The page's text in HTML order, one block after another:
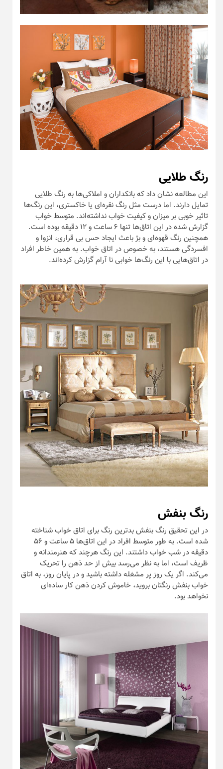
رنگ طلایی
این مطالعه نشان داد که بانکداران و املاکی‌ها به رنگ طلایی
تمایل دارند. اما درست مثل رنگ نقره‌ای یا خاکستری، این رنگ‌ها
تاثیر خوبی بر میزان و کیفیت خواب نداشته‌اند. متوسط خواب
گزارش شده در این اتاق‌ها تنها ۶ ساعت و ۱۲ دقیقه بوده است.
همچنین رنگ قهوه‌ای و بژ باعث ایجاد حس بی قراری، انزوا و
افسردگی هستند، به خصوص در اتاق خواب. به همین خاطر افراد
در اتاق‌هایی با این رنگ‌ها خوابی نا آرام گزارش کرده‌اند.
رنگ بنفش
در این تحقیق رنگ بنفش بدترین رنگ برای اتاق خواب شناخته
شده است. به طور متوسط افراد در این اتاق‌ها ۵ ساعت و ۵۶
دقیقه در شب خواب داشتند. این رنگ هرچند که هنرمندانه و
ظریف است، اما به نظر می‌رسد بیش از حد ذهن را تحریک
می‌کند. اگر یک روز پر مشغله داشته باشید و در پایان روز، به اتاق
خواب بنفش رنگتان بروید، خاموش کردن ذهن کار ساده‌ای
نخواهد بود.